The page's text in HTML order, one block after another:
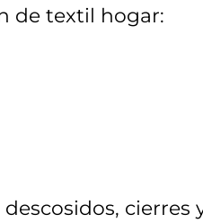
de textil hogar:
cierres